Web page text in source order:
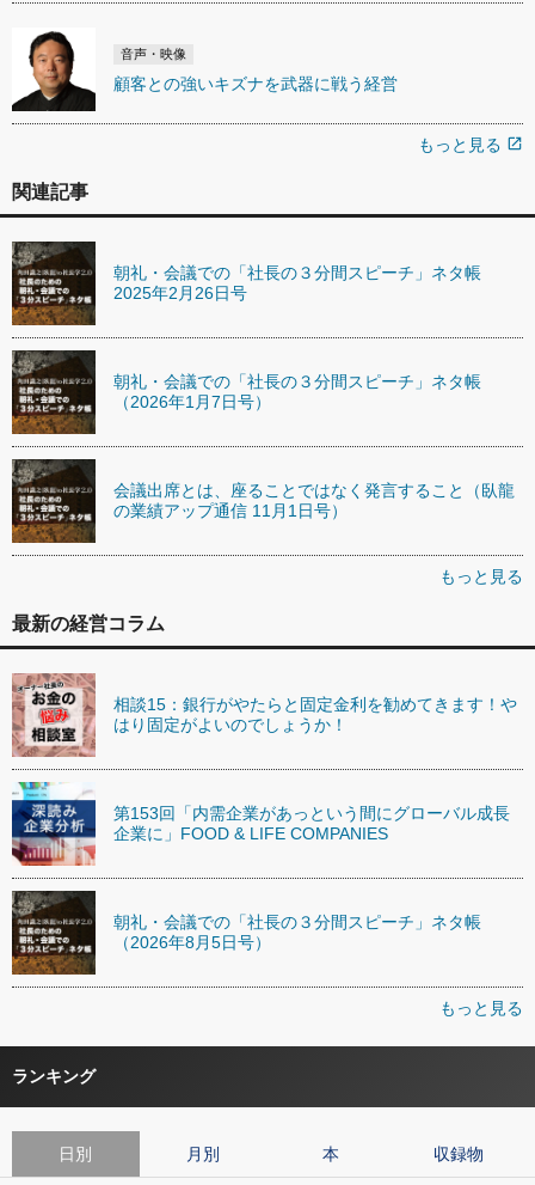
音声・映像
顧客との強いキズナを武器に戦う経営
もっと見る open_in_new
関連記事
朝礼・会議での「社長の３分間スピーチ」ネタ帳
2025年2月26日号
朝礼・会議での「社長の３分間スピーチ」ネタ帳
（2026年1月7日号）
会議出席とは、座ることではなく発言すること（臥龍
の業績アップ通信 11月1日号）
もっと見る
最新の経営コラム
相談15：銀行がやたらと固定金利を勧めてきます！や
はり固定がよいのでしょうか！
第153回「内需企業があっという間にグローバル成長
企業に」FOOD & LIFE COMPANIES
朝礼・会議での「社長の３分間スピーチ」ネタ帳
（2026年8月5日号）
もっと見る
ランキング
日別 月別 本 収録物